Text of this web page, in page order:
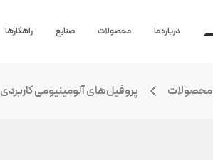
درباره ما محصولات صنایع راهکارها
محصولات پروفیل‌های آلومینیومی کاربردی